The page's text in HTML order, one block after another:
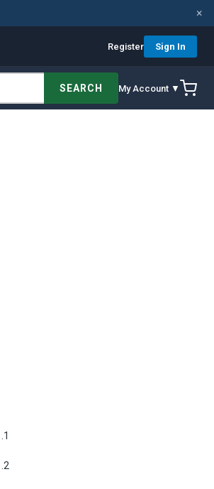
×
Register Sign In
SEARCH My Account ▼